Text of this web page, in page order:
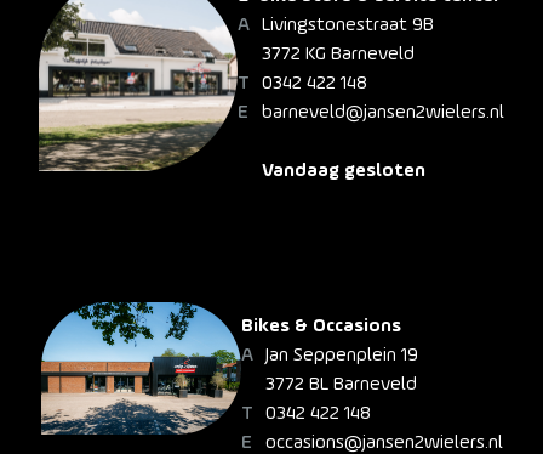
Livingstonestraat 9B
3772 KG Barneveld
0342 422 148
barneveld@jansen2wielers.nl
Vandaag gesloten
Bikes & Occasions
Jan Seppenplein 19
3772 BL Barneveld
0342 422 148
occasions@jansen2wielers.nl